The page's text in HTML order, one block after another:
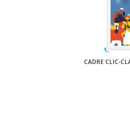
CADRE CLIC-